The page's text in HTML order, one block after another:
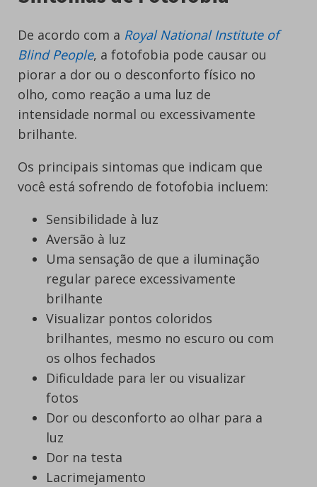
De acordo com a Royal National Institute of
Blind People, a fotofobia pode causar ou
piorar a dor ou o desconforto físico no
olho, como reação a uma luz de
intensidade normal ou excessivamente
brilhante.
Os principais sintomas que indicam que
você está sofrendo de fotofobia incluem:
Sensibilidade à luz
Aversão à luz
Uma sensação de que a iluminação
regular parece excessivamente
brilhante
Visualizar pontos coloridos
brilhantes, mesmo no escuro ou com
os olhos fechados
Dificuldade para ler ou visualizar
fotos
Dor ou desconforto ao olhar para a
luz
Dor na testa
Lacrimejamento